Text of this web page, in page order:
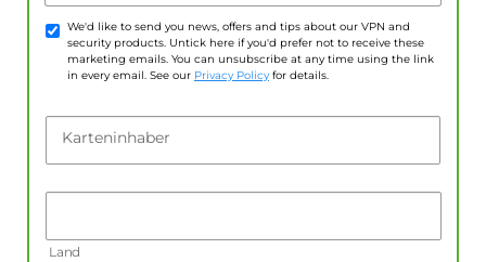
We'd like to send you news, offers and tips about our VPN and
security products. Untick here if you'd prefer not to receive these
marketing emails. You can unsubscribe at any time using the link
in every email. See our Privacy Policy for details.
Karteninhaber
Land